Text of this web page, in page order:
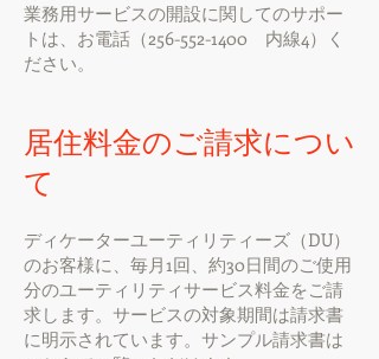
業務用サービスの開設に関してのサポー
トは、お電話（256-552-1400 内線4）く
ださい。
居住料金のご請求につい
て
ディケーターユーティリティーズ（DU）
のお客様に、毎月1回、約30日間のご使用
分のユーティリティサービス料金をご請
求します。サービスの対象期間は請求書
に明示されています。サンプル請求書は